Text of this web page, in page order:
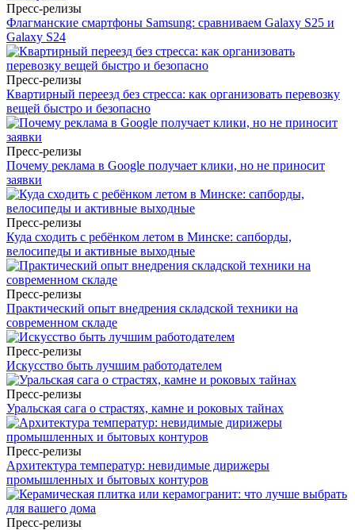
Пресс-релизы
Флагманские смартфоны Samsung: сравниваем Galaxy S25 и
Galaxy S24
Пресс-релизы
Квартирный переезд без стресса: как организовать перевозку
вещей быстро и безопасно
Пресс-релизы
Почему реклама в Google получает клики, но не приносит
заявки
Пресс-релизы
Куда сходить с ребёнком летом в Минске: сапборды,
велосипеды и активные выходные
Пресс-релизы
Практический опыт внедрения складской техники на
современном складе
Пресс-релизы
Искусство быть лучшим работодателем
Пресс-релизы
Уральская сага о страстях, камне и роковых тайнах
Пресс-релизы
Архитектура температур: невидимые дирижеры
промышленных и бытовых контуров
Пресс-релизы